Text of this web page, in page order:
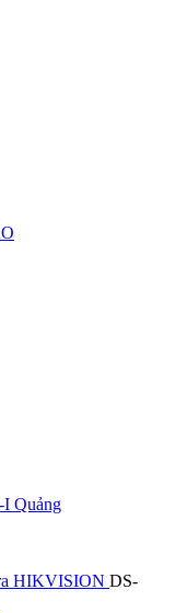
HIKVISION DS-